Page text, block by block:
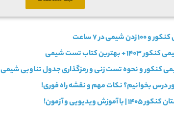
شیمی در 7 ساعت
کتاب تست شیمی
کنکور و نحوه تست زنی و رمزگذاری جدول تناوبی شیمی
درس بخوانیم؟ نکات مهم و نقشه راه فوری!
ویدیویی و آزمون!